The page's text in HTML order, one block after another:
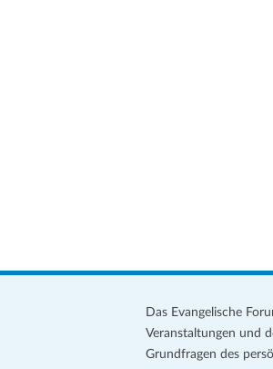
Das Evangelische
Veranstaltungen und
Grundfragen des